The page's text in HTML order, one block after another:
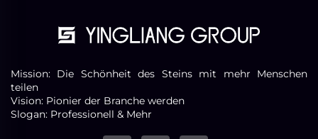
Mission: Die Schönheit des Steins mit mehr Menschen
teilen
Vision: Pionier der Branche werden
Slogan: Professionell & Mehr